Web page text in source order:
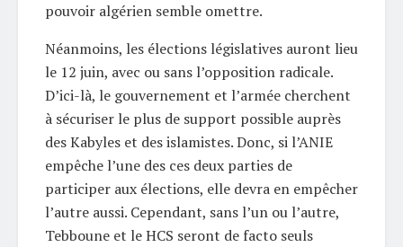
pouvoir algérien semble omettre.
Néanmoins, les élections législatives auront lieu
le 12 juin, avec ou sans l’opposition radicale.
D’ici-là, le gouvernement et l’armée cherchent
à sécuriser le plus de support possible auprès
des Kabyles et des islamistes. Donc, si l’ANIE
empêche l’une des ces deux parties de
participer aux élections, elle devra en empêcher
l’autre aussi. Cependant, sans l’un ou l’autre,
Tebboune et le HCS seront de facto seuls